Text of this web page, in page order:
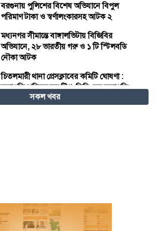
বরগুনায় পুলিশের বিশেষ অভিযানে বিপুল
পরিমাণ টাকা ও স্বর্ণালংকারসহ আটক ২
মধ্যনগর সীমান্তে বাঙ্গালভিটায় বিজিবির
অভিযানে, ২৮ ভারতীয় গরু ও ১ টি স্টিলবডি
নৌকা আটক
চিতলমারী থানা প্রেসক্লাবের কমিটি ঘোষণা :
সভাপতি শহিদুল হক টিপু, সিনি: সহ সভাপতি
মো: আজাদ খান, সাধারণ সম্পাদক অরুন কুমার
গাঁজাসহ দুইজন মাদক ব্যবসায়ীকে গ্রেফতার
করেছে র‍্যাব-৬
সকল খবর